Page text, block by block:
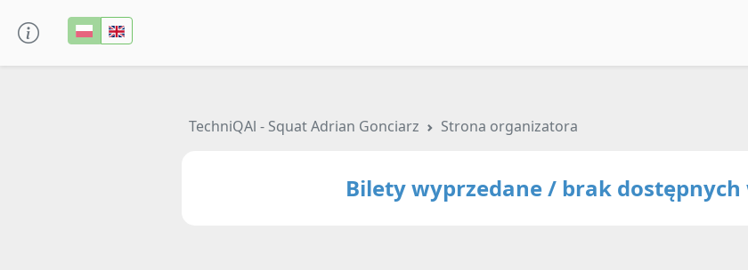
TechniQAl - Squat Adrian Gonciarz Strona organizatora
Bilety wyprzedane / brak dostępnych